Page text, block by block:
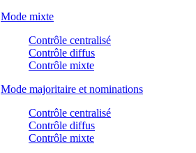
Mode mixte
Contrôle centralisé
Contrôle diffus
Contrôle mixte
Mode majoritaire et nominations
Contrôle centralisé
Contrôle diffus
Contrôle mixte